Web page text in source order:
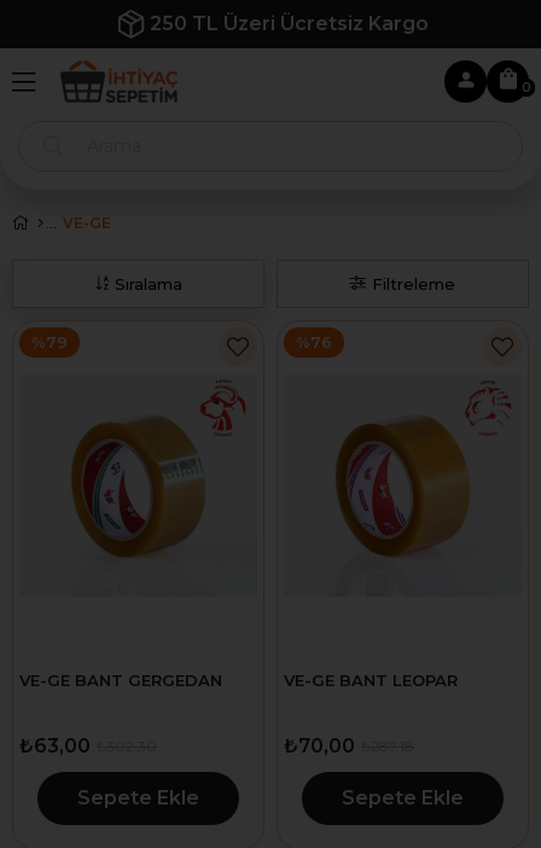
İlk Siparişe Özel %10 İndirim
0
VE-GE
Filtreleme
Sıralama
VE-GE BANT GERGEDAN
₺63,00
Sepete Ekle
%79
VE-GE BANT LEOPAR
₺70,00
Sepete Ekle
%76